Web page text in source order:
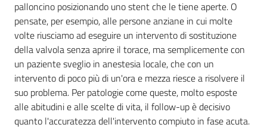
palloncino posizionando uno stent che le tiene aperte. O
pensate, per esempio, alle persone anziane in cui molte
volte riusciamo ad eseguire un intervento di sostituzione
della valvola senza aprire il torace, ma semplicemente con
un paziente sveglio in anestesia locale, che con un
intervento di poco più di un'ora e mezza riesce a risolvere il
suo problema. Per patologie come queste, molto esposte
alle abitudini e alle scelte di vita, il follow-up è decisivo
quanto l'accuratezza dell'intervento compiuto in fase acuta.